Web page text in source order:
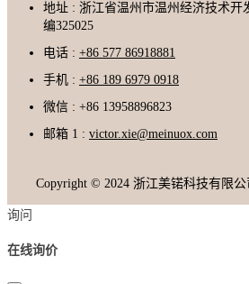
地址 : 浙江省温州市温州经济技术开
编325025
电话 : +86 577 86918881
手机 : +86 189 6979 0918
微信 : +86 13958896823
邮箱 1 : victor.xie@meinuox.com
Copyright © 2024 浙江美锘科技有限公
询问
在线询价